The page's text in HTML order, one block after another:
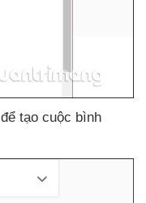
để tạo cuộc bình